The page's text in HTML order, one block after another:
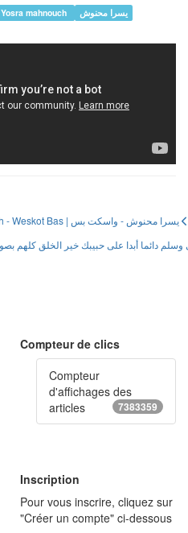
Yosra mahnouch يسرا محنوش
Compteur de clics
Compteur
d'affichages des
articles
7383359
Inscription
Pour vous inscrire, cliquez sur
"Créer un compte" ci-dessous